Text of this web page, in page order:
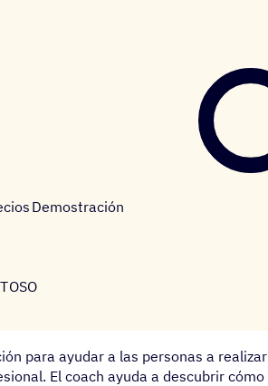
Demostración
para ayudar a las personas a realizar
El coach ayuda a descubrir cómo